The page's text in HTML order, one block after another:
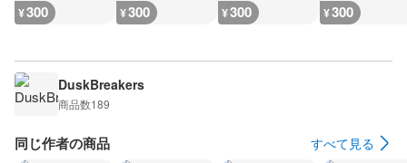
¥300 ¥300 ¥300 ¥300
DuskBreakers
商品数189
同じ作者の商品 すべて見る